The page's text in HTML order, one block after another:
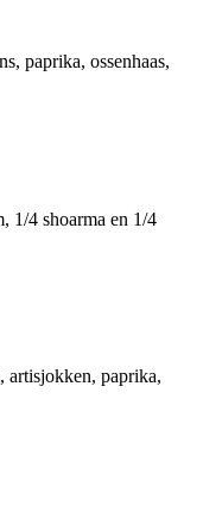
paprika, ossenhaas,
1/4 shoarma en 1/4
artisjokken, paprika,